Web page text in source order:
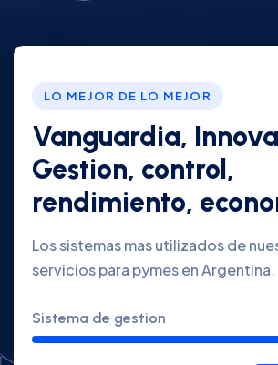
LO MEJOR DE LO MEJOR
Vanguardia,
Gestion, control,
rendimiento,
Los sistemas mas utilizados de
servicios para pymes en Argentina.
Sistema de gestion